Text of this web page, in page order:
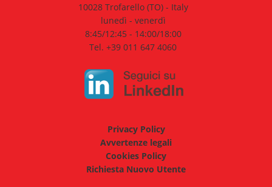
10028 Trofarello (TO) - Italy
lunedì - venerdì
8:45/12:45 - 14:00/18:00
Tel. +39 011 647 4060
Privacy Policy
Avvertenze legali
Cookies Policy
Richiesta Nuovo Utente